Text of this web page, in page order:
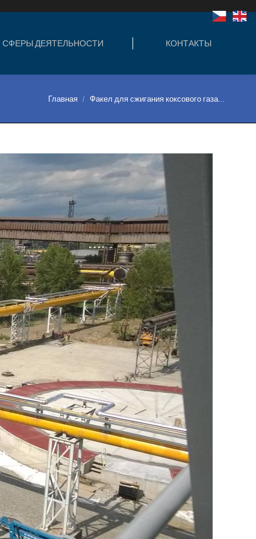
СФЕРЫ ДЕЯТЕЛЬНОСТИ КОНТАКТЫ
Вы здесь:
Главная Факел для сжигания коксового газа…